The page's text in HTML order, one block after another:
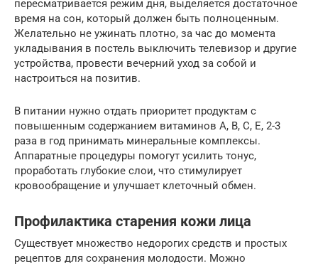
пересматривается режим дня, выделяется достаточное
время на сон, который должен быть полноценным.
Желательно не ужинать плотно, за час до момента
укладывания в постель выключить телевизор и другие
устройства, провести вечерний уход за собой и
настроиться на позитив.
В питании нужно отдать приоритет продуктам с
повышенным содержанием витаминов A, В, C, E, 2-3
раза в год принимать минеральные комплексы.
Аппаратные процедуры помогут усилить тонус,
проработать глубокие слои, что стимулирует
кровообращение и улучшает клеточный обмен.
Профилактика старения кожи лица
Существует множество недорогих средств и простых
рецептов для сохранения молодости. Можно